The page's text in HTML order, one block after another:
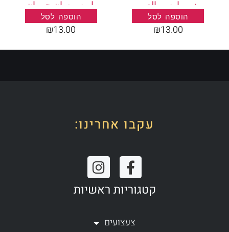
ميني ماوس بالعربي
הוספה לסל
₪13.00
باريس سان جرمان
بالعربي
הוספה לסל
₪13.00
עקבו אחרינו:
F
a
c
b
I
n
s
a
קטגוריות ראשיות
צעצועים